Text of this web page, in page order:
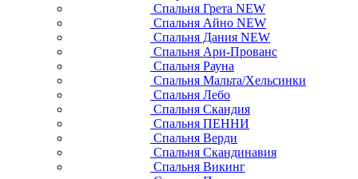
Спальня Грета NEW
Спальня Айно NEW
Спальня Дания NEW
Спальня Ари-Прованс
Спальня Рауна
Спальня Мальта/Хельсинки
Спальня Лебо
Спальня Скандия
Спальня ПЕННИ
Спальня Верди
Спальня Скандинавия
Спальня Викинг